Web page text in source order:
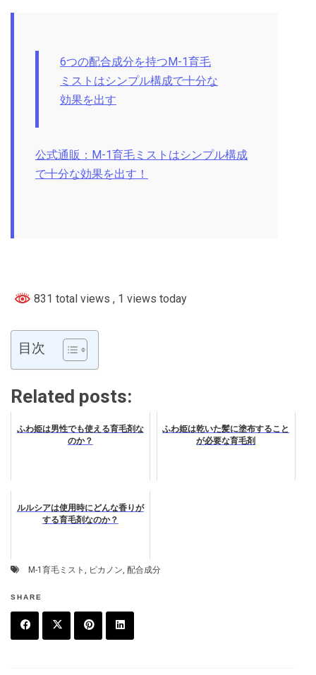
6つの配合成分を持つM-1育毛
ミストはシンプル構成で十分な
効果を出す
公式通販：M-1育毛ミストはシンプル構成
で十分な効果を出す！
831 total views , 1 views today
目次
Related posts:
ふわ姫は男性でも使える育毛剤な
のか？
ふわ姫は乾いた髪に塗布すること
が必要な育毛剤
ルルシアは使用時にどんな香りが
する育毛剤なのか？
M-1育毛ミスト , ピカノン, 配合成分
SHARE